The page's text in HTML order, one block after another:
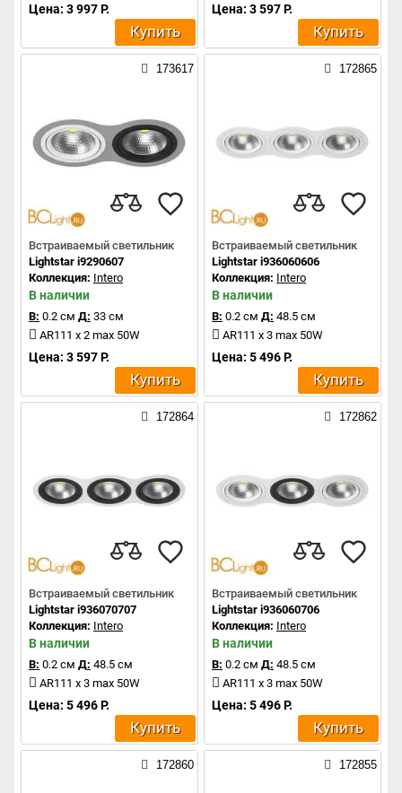
Цена: 3 997 Р.
Купить
Цена: 3 597 Р.
Купить
173617
Встраиваемый светильник
Lightstar i9290607
Коллекция: Intero
В наличии
В: 0.2 см Д: 33 см
AR111 x 2 max 50W
Цена: 3 597 Р.
Купить
172865
Встраиваемый светильник
Lightstar i936060606
Коллекция: Intero
В наличии
В: 0.2 см Д: 48.5 см
AR111 x 3 max 50W
Цена: 5 496 Р.
Купить
172864
Встраиваемый светильник
Lightstar i936070707
Коллекция: Intero
В наличии
В: 0.2 см Д: 48.5 см
AR111 x 3 max 50W
Цена: 5 496 Р.
Купить
172862
Встраиваемый светильник
Lightstar i936060706
Коллекция: Intero
В наличии
В: 0.2 см Д: 48.5 см
AR111 x 3 max 50W
Цена: 5 496 Р.
Купить
172860 172855